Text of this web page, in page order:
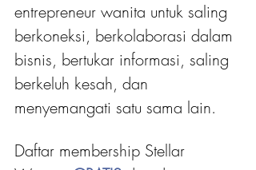
entrepreneur wanita untuk saling
berkoneksi, berkolaborasi dalam
bisnis, bertukar informasi, saling
berkeluh kesah, dan
menyemangati satu sama lain.
Daftar membership Stellar